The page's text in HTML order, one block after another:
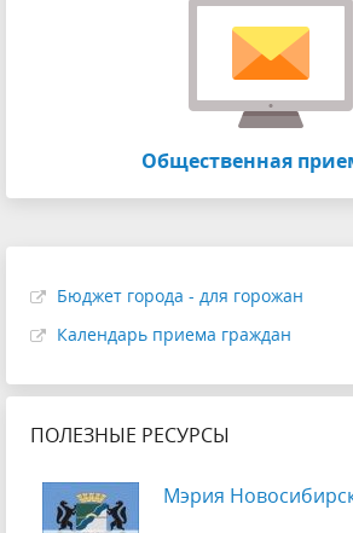
Общественная
Бюджет города - для горожан
Календарь приема граждан
ПОЛЕЗНЫЕ РЕСУРСЫ
Мэрия